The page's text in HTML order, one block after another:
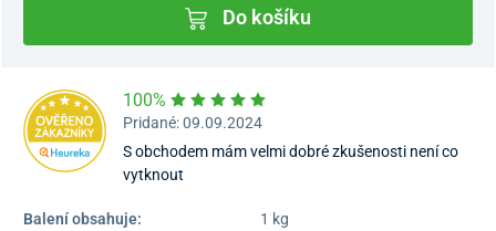
Do košíku
100%
Pridané: 09.09.2024
S obchodem mám velmi dobré zkušenosti není co
vytknout
Balení obsahuje:
1 kg